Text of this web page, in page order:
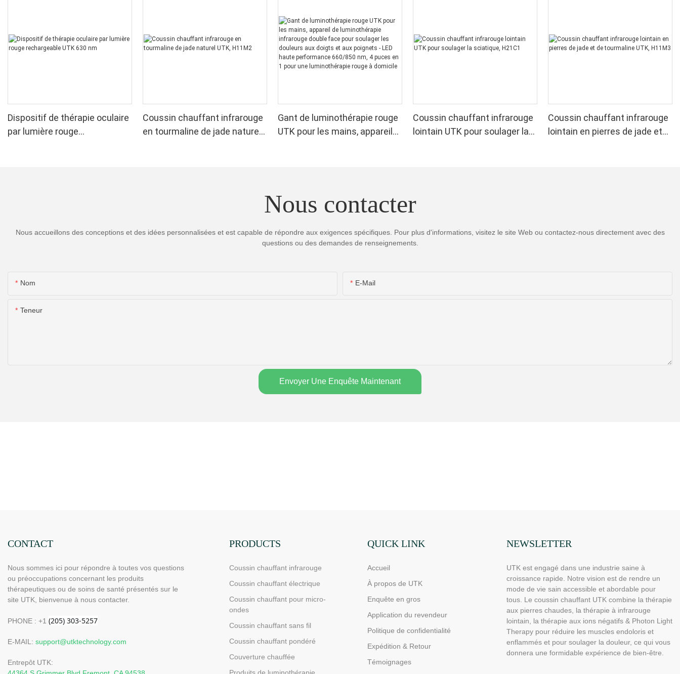
Dispositif de thérapie oculaire
par lumière rouge
Coussin chauffant infrarouge
en tourmaline de jade naturel
Gant de luminothérapie rouge
UTK pour les mains, appareil
performance 660/850 nm, 4
puces en 1 pour une
luminothérapie rouge à
domicile
Coussin chauffant infrarouge
lointain UTK pour soulager la
Coussin chauffant infrarouge
lointain en pierres de jade et
Nous contacter
Nous accueillons des conceptions et des idées personnalisées et est capable de répondre aux exigences spécifiques. Pour plus d'informations, visitez le site Web ou contactez-nous directement avec des
questions ou des demandes de renseignements.
Nom E-Mail
Teneur
Envoyer Une Enquête Maintenant
CONTACT
Nous sommes ici pour répondre à toutes vos questions
ou préoccupations concernant les produits
thérapeutiques ou de soins de santé présentés sur le
site UTK, bienvenue à nous contacter.
PHONE : +1
E-MAIL: support@utktechnology.com
Entrepôt UTK:
PRODUCTS
Coussin chauffant infrarouge
Coussin chauffant électrique
Coussin chauffant pour micro-
ondes
Coussin chauffant sans fil
Coussin chauffant pondéré
Couverture chauffée
QUICK LINK
Accueil
À propos de UTK
Enquête en gros
Application du revendeur
Politique de confidentialité
Expédition & Retour
Témoignages
NEWSLETTER
UTK est engagé dans une industrie saine à
croissance rapide. Notre vision est de rendre un
mode de vie sain accessible et abordable pour
tous. Le coussin chauffant UTK combine la thérapie
aux pierres chaudes, la thérapie à infrarouge
lointain, la thérapie aux ions négatifs & Photon Light
Therapy pour réduire les muscles endoloris et
enflammés et pour soulager la douleur, ce qui vous
donnera une formidable expérience de bien-être.